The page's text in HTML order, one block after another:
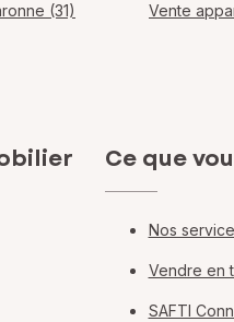
(31)
Vente
Ce que
Nos
Vendre en
SAFTI